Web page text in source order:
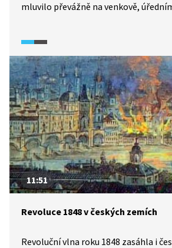
mluvilo převážně na venkově,
Národního obrození se snažili češtinu
ubránit, „dobré časy se střídaly se
11:51
Revoluce 1848 v českých zemích
Revoluční vlna roku 1848 zasáhla i